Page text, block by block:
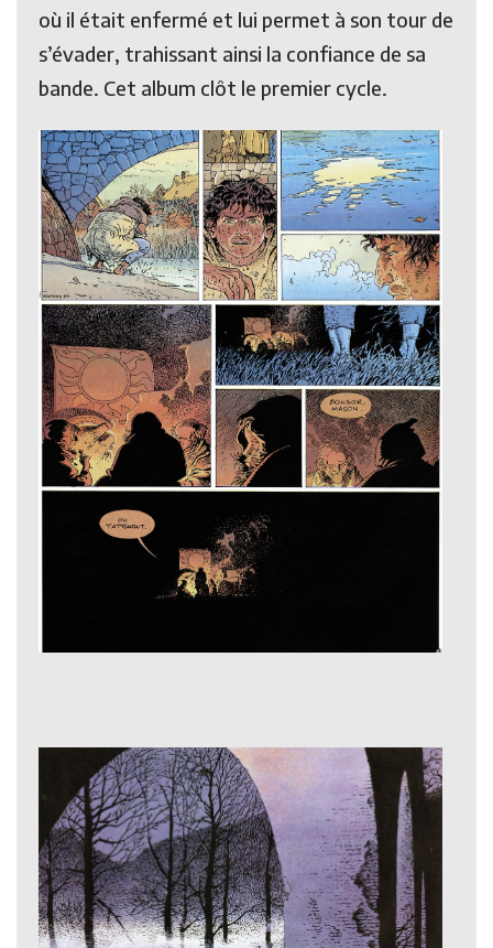
où il était enfermé et lui permet à son tour de
s’évader, trahissant ainsi la confiance de sa
bande. Cet album clôt le premier cycle.